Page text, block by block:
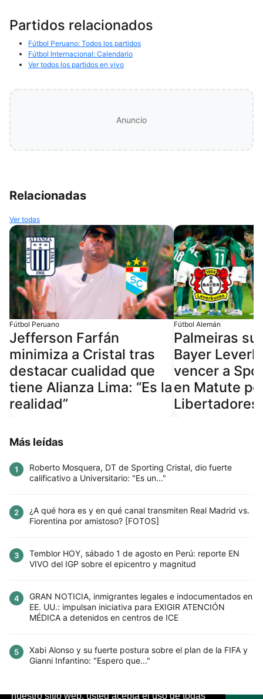
Este sitio utiliza cookies para mejorar la
nuestro sitio web, usted acepta el uso de todas
Partidos relacionados
Fútbol Peruano: Todos los partidos
Fútbol Internacional: Calendario
Ver todos los partidos en vivo
Anuncio
Relacionadas
Ver todas
Fútbol Peruano
Jefferson Farfán
minimiza a Cristal tras
destacar cualidad que
tiene Alianza Lima: “Es la
realidad”
Fútbol Alemán
Palmeiras
Bayer
vencer a
en Matute
Libertadores
Más leídas
1
Roberto Mosquera, DT de Sporting Cristal, dio fuerte
calificativo a Universitario: "Es un..."
2
¿A qué hora es y en qué canal transmiten Real Madrid vs.
Fiorentina por amistoso? [FOTOS]
3
Temblor HOY, sábado 1 de agosto en Perú: reporte EN
VIVO del IGP sobre el epicentro y magnitud
4
GRAN NOTICIA, inmigrantes legales e indocumentados en
EE. UU.: impulsan iniciativa para EXIGIR ATENCIÓN
MÉDICA a detenidos en centros de ICE
5
Xabi Alonso y su fuerte postura sobre el plan de la FIFA y
Gianni Infantino: "Espero que..."